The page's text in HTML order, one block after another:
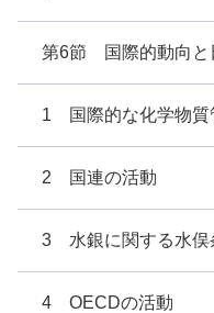
第6節 国際的動向と
1 国際的な化学物質
2 国連の活動
3 水銀に関する水俣
4 OECDの活動